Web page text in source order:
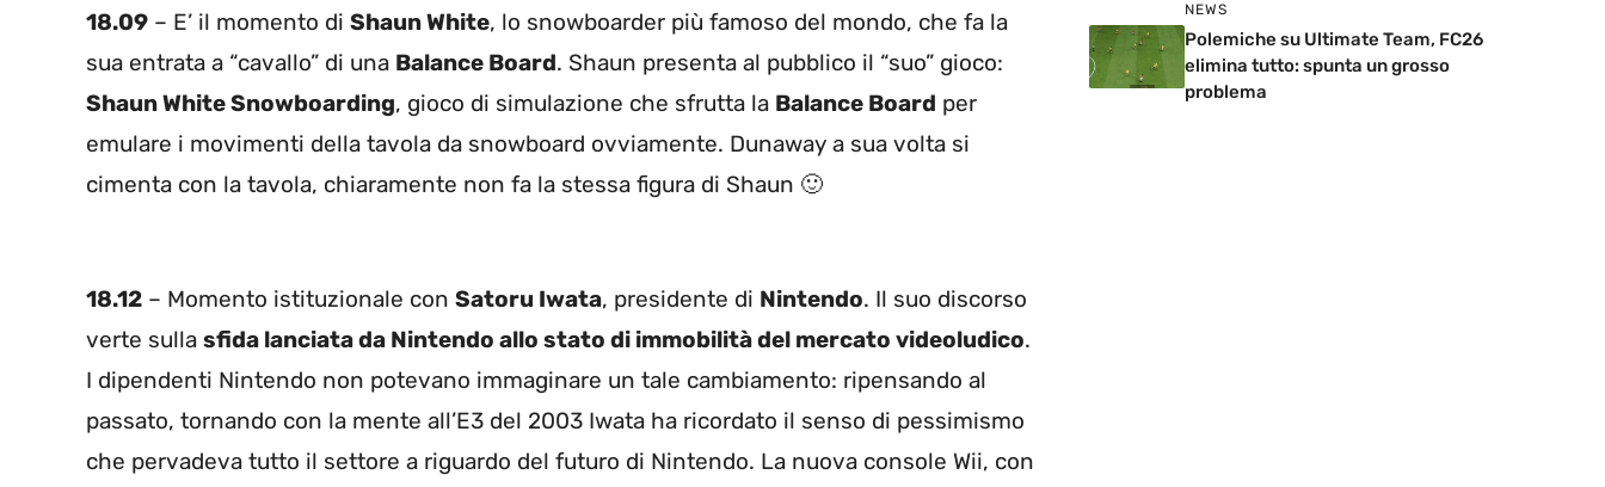
18.09 – E’ il momento di Shaun White, lo snowboarder più famoso del mondo, che fa la
sua entrata a “cavallo” di una Balance Board. Shaun presenta al pubblico il “suo” gioco:
Shaun White Snowboarding, gioco di simulazione che sfrutta la Balance Board per
emulare i movimenti della tavola da snowboard ovviamente. Dunaway a sua volta si
cimenta con la tavola, chiaramente non fa la stessa figura di Shaun 🙂
18.12 – Momento istituzionale con Satoru Iwata, presidente di Nintendo. Il suo discorso
verte sulla sfida lanciata da Nintendo allo stato di immobilità del mercato videoludico.
I dipendenti Nintendo non potevano immaginare un tale cambiamento: ripensando al
passato, tornando con la mente all’E3 del 2003 Iwata ha ricordato il senso di pessimismo
che pervadeva tutto il settore a riguardo del futuro di Nintendo. La nuova console Wii, con
NEWS
Polemiche su Ultimate Team, FC26
elimina tutto: spunta un grosso
problema